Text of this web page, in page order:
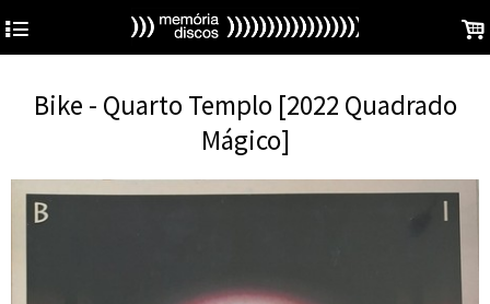
4 .
Bike - Quarto Templo [2022 Quadrado
Mágico]